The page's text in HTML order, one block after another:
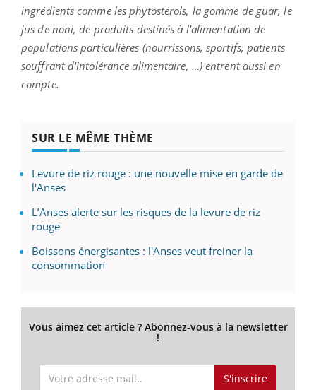
ingrédients comme les phytostérols, la gomme de guar, le
jus de noni, de produits destinés à l'alimentation de
populations particulières (nourrissons, sportifs, patients
souffrant d'intolérance alimentaire, …) entrent aussi en
compte.
SUR LE MÊME THÈME
Levure de riz rouge : une nouvelle mise en garde de
l'Anses
L’Anses alerte sur les risques de la levure de riz
rouge
Boissons énergisantes : l'Anses veut freiner la
consommation
Vous aimez cet article ? Abonnez-vous à la newsletter
!
S'inscrire